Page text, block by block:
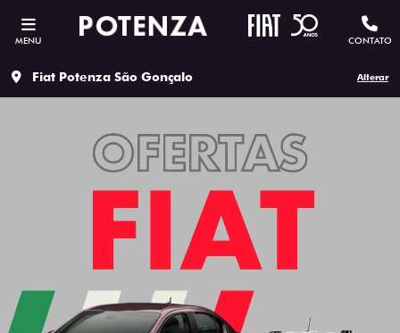
MENU CONTATO
Fiat Potenza São Gonçalo Alterar